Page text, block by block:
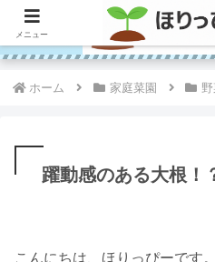
ホーム 家庭菜園
躍動感のある大根！
こんにちは、ほりっぴーです。
メニュー